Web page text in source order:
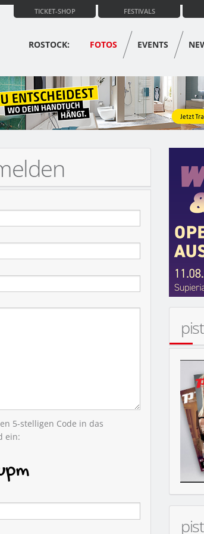
FESTIVALS
TICKET-SHOP
ROSTOCK: FOTOS EVENTS
5-stelligen Code in das
ein: